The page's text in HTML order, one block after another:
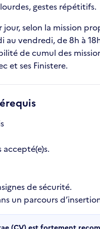
gestes répétitifs.
selon la mission
vendredi, de 8h à
de cumul des
et ses Finistere.
de sécurité.
un parcours